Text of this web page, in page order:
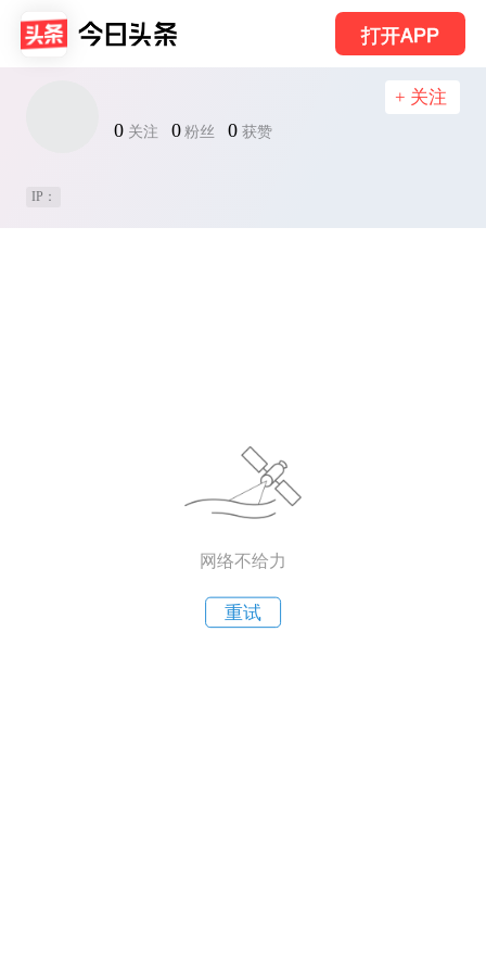
打开APP
0 关注 0 粉丝 0 获赞
+ 关注
IP：
网络不给力
重试